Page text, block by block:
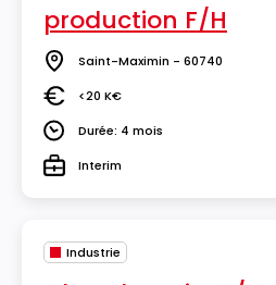
production F/H
Lieu Saint-Maximin - 60740
Salaire<20 K€
DuréeDurée: 4 mois
TypeInterim
Industrie